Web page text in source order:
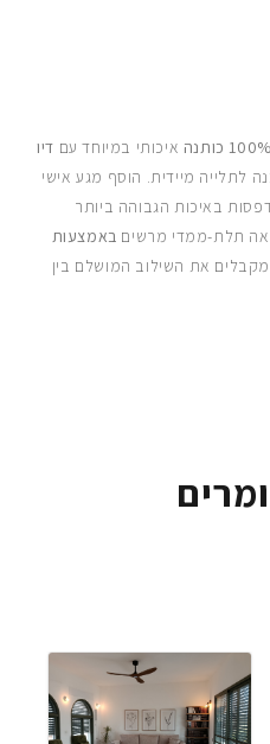
איכותי במיוחד עם דיו
לתלייה מיידית. הוסף מגע אישי
באיכות הגבוהה ביותר
תלת-ממדי מרשים באמצעות
את השילוב המושלם בין